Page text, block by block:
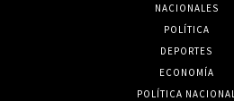
NACIONALES
POLÍTICA
DEPORTES
ECONOMÍA
POLÍTICA NACIONAL